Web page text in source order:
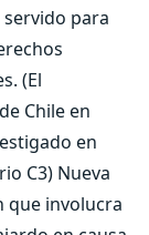
para
(El
Chile en
en
C3) Nueva
que involucra